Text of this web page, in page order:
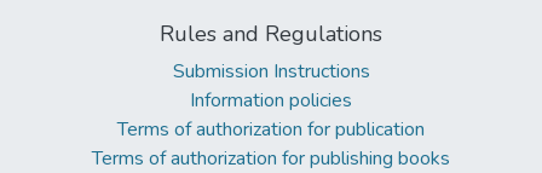
Rules and Regulations
Submission Instructions
Information policies
Terms of authorization for publication
Terms of authorization for publishing books